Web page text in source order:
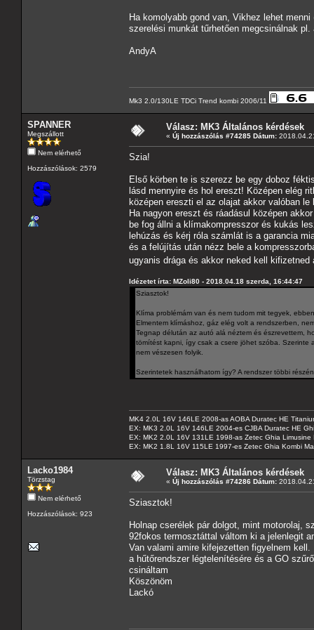
Ha komolyabb gond van, Vikhez lehet
szerelési munkát tűrhetően megcsinálnak
AndyA
Mk3 2.0/130LE TDCi Trend kombi 2006/11
SPANNER
Megszállott
Nem elérhető
Hozzászólások: 2579
Válasz: MK3 Általános kérdések
« Új hozzászólás #74285 Dátum:
Szia!
Első körben te is szerezz be egy doboz
lásd mennyire és hol ereszt! Középen elég
középen ereszti el az olajat akkor valóban
Ha nagyon ereszt és ráadásul középen
be fog állni a klímakompresszor és kukás
lehúzás és kérj róla számlát is a garancia
és a felújítás után nézz bele a
ugyanis drága és akkor neked kell
Idézetet írta: MZoli80 - 2018.04.18 szerda, 16:44:47
Sziasztok!
Klíma problémám van és nem tudom mit tegyek,
Elmentem klímáshoz, gáz elég volt a rendszerben,
Tegnap délután az autó alá néztem és észrevettem,
tömítést kapni, így csak a csere jöhet szóba. Szerinte
nem vészesen folyik.
Szerintetek használhatom így? A rendszer többi
MK4 2.0L 16V 146LE 2008-as AOBA Duratec HE
EX: MK3 2.0L 16V 146LE 2004-es CJBA Duratec HE
EX: MK2 2.0L 16V 131LE 1998-as Zetec Ghia Limusine
EX: MK2 1.8L 16V 115LE 1997-es Zetec Ghia Kombi
Lacko1984
Törzstag
Nem elérhető
Hozzászólások: 923
Válasz: MK3 Általános kérdések
« Új hozzászólás #74286 Dátum:
Sziasztok!
Holnap cserélek pár dolgot, mint motorolaj,
92fokos termosztáttal váltom ki a jelenlegit
Van valami amire kifejezetten figyelnem kell.
a hűtőrendszer légtelenítésére és a GO
csináltam
Köszönöm
Lackó